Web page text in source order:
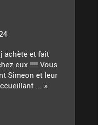
achète et fait
eux !!!! Vous
Simeon et leur
...